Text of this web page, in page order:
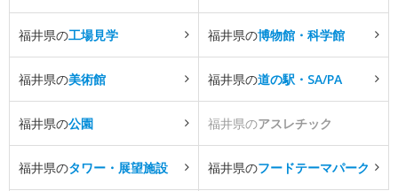
福井県の工場見学 福井県の博物館・科学館
福井県の美術館 福井県の道の駅・SA/PA
福井県の公園 福井県のアスレチック
福井県のタワー・展望施設 福井県のフードテーマパーク